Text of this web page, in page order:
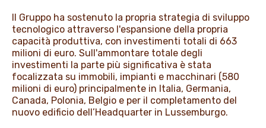
Il Gruppo ha sostenuto la propria strategia di sviluppo
tecnologico attraverso l'espansione della propria
capacità produttiva, con investimenti totali di 663
milioni di euro. Sull'ammontare totale degli
investimenti la parte più significativa è stata
focalizzata su immobili, impianti e macchinari (580
milioni di euro) principalmente in Italia, Germania,
Canada, Polonia, Belgio e per il completamento del
nuovo edificio dell’Headquarter in Lussemburgo.